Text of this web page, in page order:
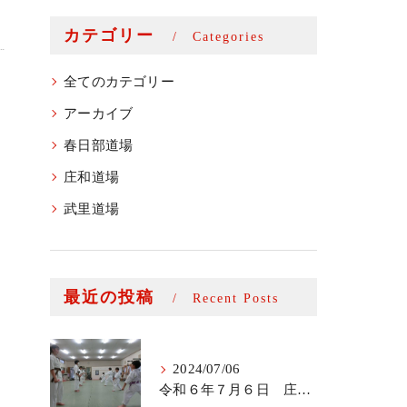
カテゴリー Categories
全てのカテゴリー
アーカイブ
春日部道場
庄和道場
武里道場
最近の投稿 Recent Posts
2024/07/06
令和６年７月６日 庄和道場少年部